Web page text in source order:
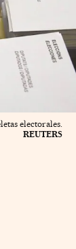
electorales.
REUTERS